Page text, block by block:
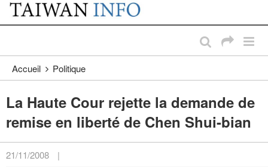
Passer au contenu principal
:::
Accueil Politique
La Haute Cour rejette la demande de
remise en liberté de Chen Shui-bian
21/11/2008 |